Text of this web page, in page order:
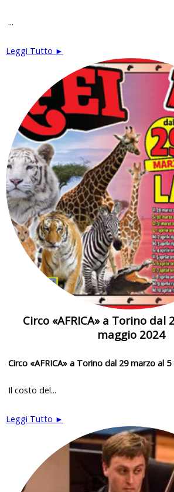
...
Leggi Tutto ►
Circo «AFRICA» a Torino dal
maggio 2024
Circo «AFRICA» a Torino dal 29 marzo al
Il costo del...
Leggi Tutto ►